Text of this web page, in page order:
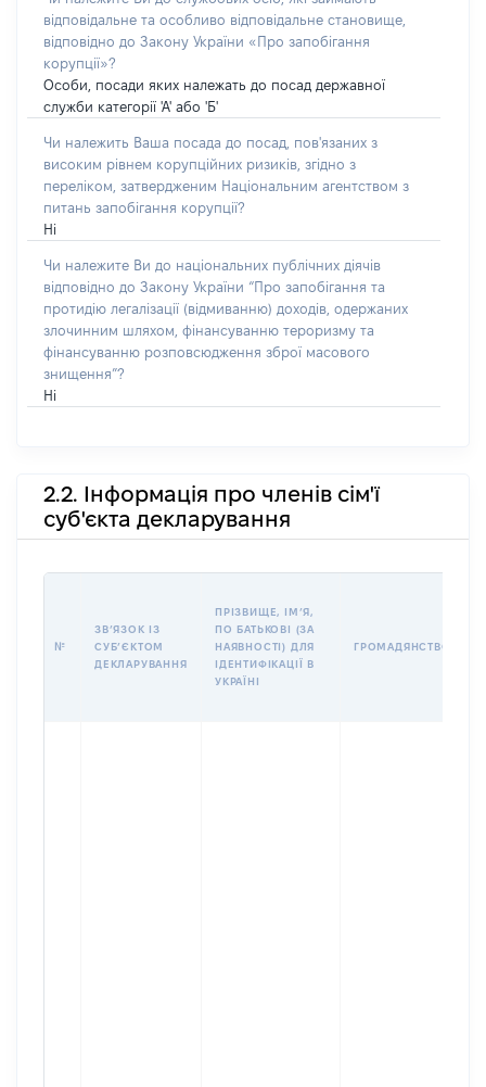
відповідальне та особливо відповідальне становище,
відповідно до Закону України «Про запобігання
корупції»?
Особи, посади яких належать до посад державної
служби категорії 'А' або 'Б'
Чи належить Ваша посада до посад, пов'язаних з
високим рівнем корупційних ризиків, згідно з
переліком, затвердженим Національним агентством з
питань запобігання корупції?
Ні
Чи належите Ви до національних публічних діячів
відповідно до Закону України “Про запобігання та
протидію легалізації (відмиванню) доходів, одержаних
злочинним шляхом, фінансуванню тероризму та
фінансуванню розповсюдження зброї масового
знищення”?
Ні
2.2. Інформація про членів сім'ї
суб'єкта декларування
№
ЗВʼЯЗОК ІЗ
СУБʼЄКТОМ
ДЕКЛАРУВАННЯ
ПРІЗВИЩЕ, ІМʼЯ,
ПО БАТЬКОВІ (ЗА
НАЯВНОСТІ) ДЛЯ
ІДЕНТИФІКАЦІЇ В
УКРАЇНІ
ГРОМАДЯНСТВО